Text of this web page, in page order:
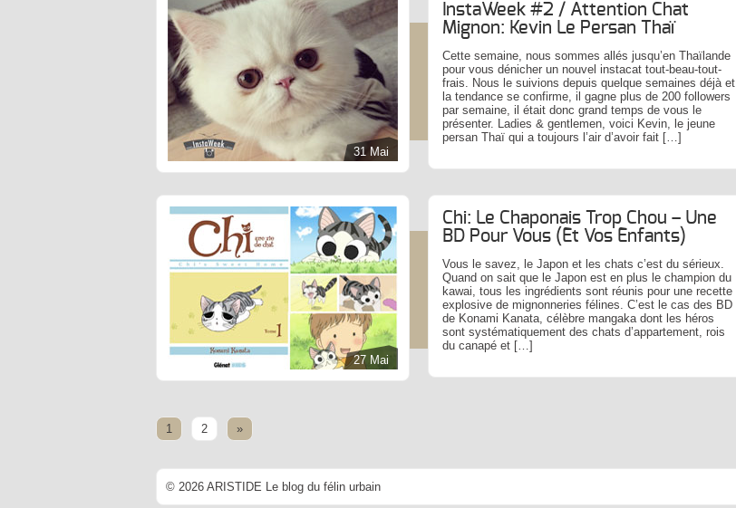
31 Mai
InstaWeek #2 / Attention Chat
Mignon: Kevin Le Persan Thaï
Cette semaine, nous sommes allés jusqu’en Thaïlande
pour vous dénicher un nouvel instacat tout-beau-tout-
frais. Nous le suivions depuis quelque semaines déjà et
la tendance se confirme, il gagne plus de 200 followers
par semaine, il était donc grand temps de vous le
présenter. Ladies & gentlemen, voici Kevin, le jeune
persan Thaï qui a toujours l’air d’avoir fait […]
27 Mai
Chi: Le Chaponais Trop Chou – Une
BD Pour Vous (et Vos Enfants)
Vous le savez, le Japon et les chats c’est du sérieux.
Quand on sait que le Japon est en plus le champion du
kawai, tous les ingrédients sont réunis pour une recette
explosive de mignonneries félines. C’est le cas des BD
de Konami Kanata, célèbre mangaka dont les héros
sont systématiquement des chats d’appartement, rois
du canapé et […]
1 2 »
© 2026 ARISTIDE Le blog du félin urbain